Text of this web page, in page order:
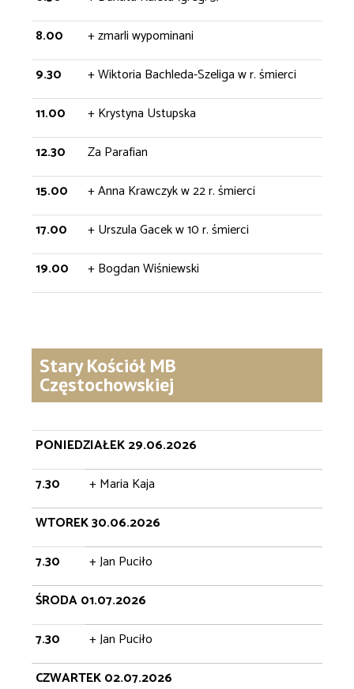
8.00
+ zmarli wypominani
9.30
+ Wiktoria Bachleda-Szeliga w r. śmierci
11.00
+ Krystyna Ustupska
12.30
Za Parafian
15.00
+ Anna Krawczyk w 22 r. śmierci
17.00
+ Urszula Gacek w 10 r. śmierci
19.00
+ Bogdan Wiśniewski
Stary Kościół MB
Częstochowskiej
PONIEDZIAŁEK 29.06.2026
7.30
+ Maria Kaja
WTOREK 30.06.2026
7.30
+ Jan Puciło
ŚRODA 01.07.2026
7.30
+ Jan Puciło
CZWARTEK 02.07.2026